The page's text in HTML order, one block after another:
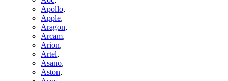
Apollo,
Apple,
Aragon,
Arcam,
Arion,
Artel,
Asano,
Aston,